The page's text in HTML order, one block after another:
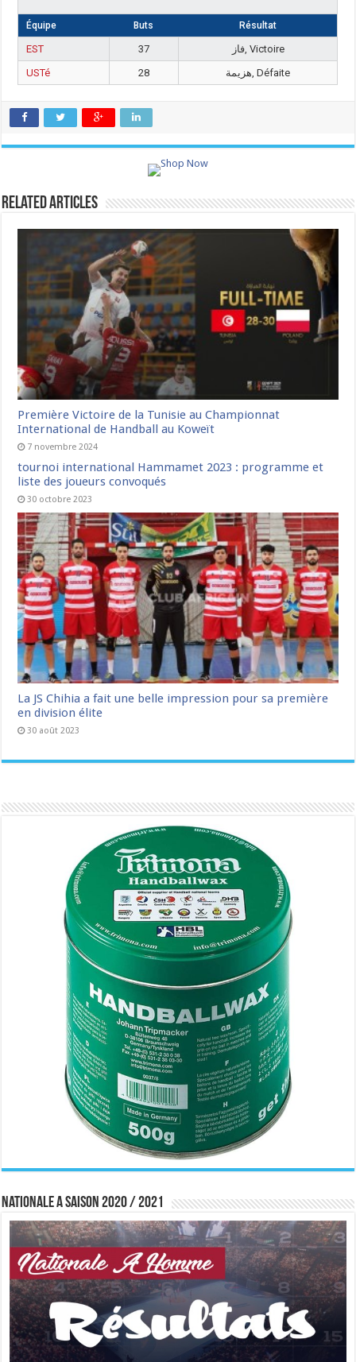
Équipe Buts Résultat
EST 37
فاز, Victoire
USTé
28 هزيمة, Défaite
Related Articles
Première Victoire de la Tunisie au Championnat
International de Handball au Koweït
7 novembre 2024
tournoi international Hammamet 2023 : programme et
liste des joueurs convoqués
30 octobre 2023
La JS Chihia a fait une belle impression pour sa première
en division élite
30 août 2023
Nationale A saison 2020 / 2021